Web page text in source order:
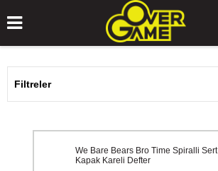
Filtreler
We Bare Bears Bro Time Spiralli Sert
Kapak Kareli Defter